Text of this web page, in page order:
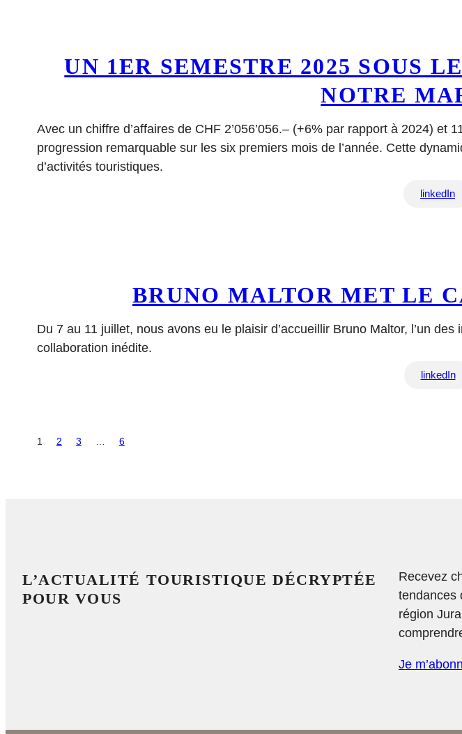
UN 1ER SEMESTRE 2025 SOUS
NOTRE
Avec un chiffre d’affaires de CHF 2’056’056.– (+6% par rapport à 2024)
progression remarquable sur les six premiers mois de l’année. Cette
d’activités touristiques.
linkedIn
BRUNO MALTOR MET LE
Du 7 au 11 juillet, nous avons eu le plaisir d’accueillir Bruno Maltor, l’un
collaboration inédite.
linkedIn
1 2 3 6
L’ACTUALITÉ TOURISTIQUE DÉCRYPTÉE
POUR VOUS
Recevez
tendances
région
Je